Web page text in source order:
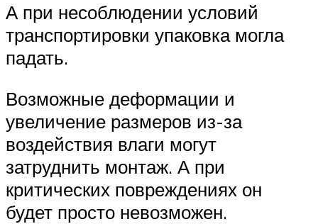
А при несоблюдении условий
транспортировки упаковка могла
падать.
Возможные деформации и
увеличение размеров из-за
воздействия влаги могут
затруднить монтаж. А при
критических повреждениях он
будет просто невозможен.